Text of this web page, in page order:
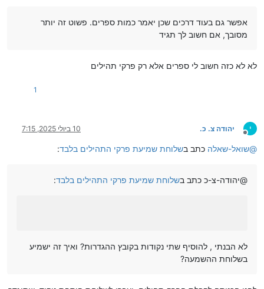
אפשר גם בעוד דרכים שכן יאמר כמות ספרים. פשוט זה יותר
מסובך, אם חשוב לך תגיד
לא לא כזה חשוב לי ספרים אלא רק פרקי תהילים
1
י
מנותק
יהודה צ. כ. 10 ביולי 2025, 7:15
@שואל-שאלה כתב בשלוחת שמיעת פרקי התהילים בלבד:
@יהודה-צ-כ כתב בשלוחת שמיעת פרקי התהילים בלבד:
לא הבנתי , להוסיף שתי נקודות בקובץ ההגדרות? ואיך זה ישמיע
בשלוחת ההשמעה?